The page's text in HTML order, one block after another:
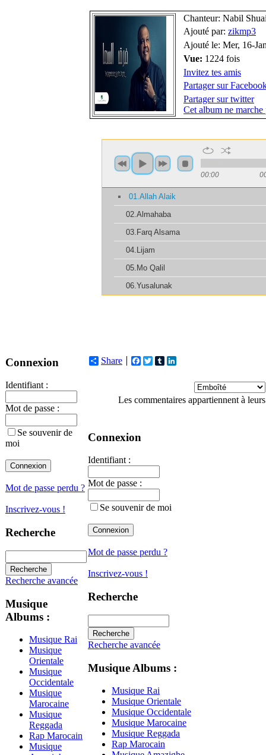
Connexion
Identifiant :
Mot de passe :
Se souvenir de
moi
Mot de passe perdu ?
Inscrivez-vous !
Recherche
Recherche avancée
Musique
Albums :
Musique Rai
Musique
Orientale
Musique
Occidentale
Musique
Marocaine
Musique
Reggada
Rap Marocain
Musique
Chanteur: Nabil
Ajouté par: zikmp3
Ajouté le: Mer, 16-
Vue: 1224 fois
Invitez tes amis
Partager sur
Partager sur twitter
Cet album ne marche
Share Facebook
TwitterTumblr
Les commentaires appartiennent à
Connexion
Identifiant :
Mot de passe :
Se souvenir de moi
Mot de passe perdu ?
Inscrivez-vous !
Recherche
Recherche avancée
Musique Albums :
Musique Rai
Musique Orientale
Musique Occidentale
Musique Marocaine
Musique Reggada
Rap Marocain